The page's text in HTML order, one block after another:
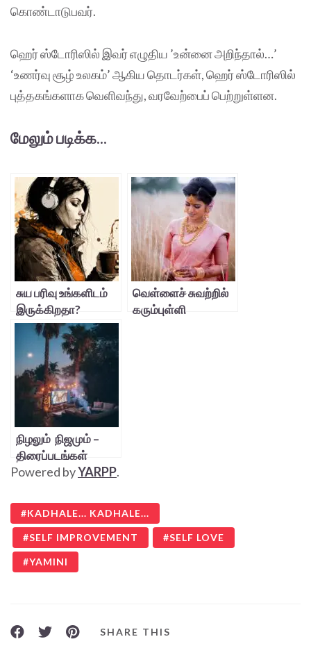
கொண்டாடுபவர்.
ஹெர் ஸ்டோரிஸில் இவர் எழுதிய ’உன்னை அறிந்தால்…’
‘உணர்வு சூழ் உலகம்’ ஆகிய தொடர்கள், ஹெர் ஸ்டோரிஸில்
புத்தகங்களாக வெளிவந்து, வரவேற்பைப் பெற்றுள்ளன.
மேலும் படிக்க...
சுய பரிவு உங்களிடம்
இருக்கிறதா?
வெள்ளைச் சுவற்றில்
கரும்புள்ளி
நிழலும் நிஜமும் –
திரைப்படங்கள்
Powered byYARPP.
KADHALE... KADHALE...
SELF IMPROVEMENT SELF LOVE
YAMINI
SHARE THIS